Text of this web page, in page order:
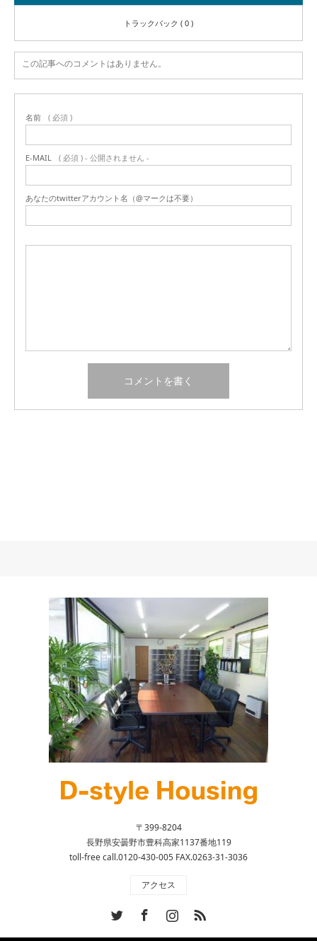
トラックバック ( 0 )
この記事へのコメントはありません。
名前 ( 必須 )
E-MAIL ( 必須 ) - 公開されません -
あなたのtwitterアカウント名（@マークは不要）
〒399-8204
長野県安曇野市豊科高家1137番地119
toll-free call.0120-430-005 FAX.0263-31-3036
アクセス